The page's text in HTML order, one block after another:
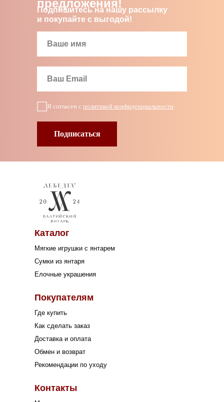
предложения!
Подпишитесь на нашу рассылку
и покупайте с выгодой!
Я согласен с политикой конфиденциальности
Подписаться
Покупателям
Где купить
Как сделать заказ
Доставка и оплата
Обмен и возврат
Рекомендации по уходу
Каталог
Мягкие игрушки с янтарем
Сумки из янтаря
Елочные украшения
Контакты